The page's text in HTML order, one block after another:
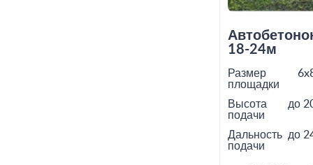
18-24м
Размер
площадки
Высота
подачи
до
Дальность
подачи
до